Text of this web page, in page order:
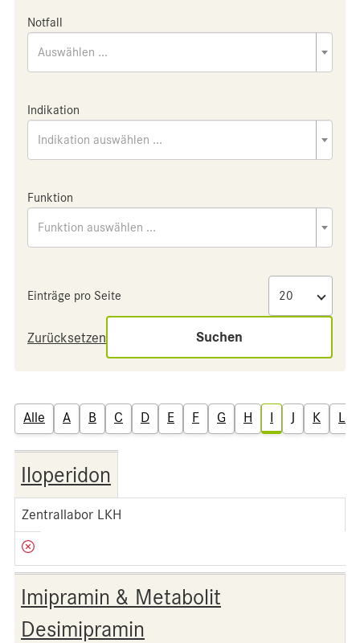
Notfall
Auswählen ...
Indikation
Indikation auswählen ...
Funktion
Funktion auswählen ...
Einträge pro Seite
Zurücksetzen Suchen
Alle A B C D E F G H I J K L
Iloperidon
Zentrallabor LKH
Imipramin & Metabolit
Desimipramin